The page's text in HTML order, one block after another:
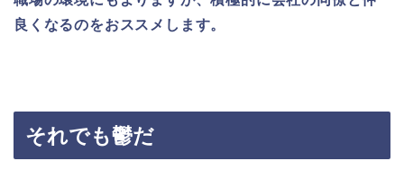
良くなるのをおススメします。
それでも鬱だ